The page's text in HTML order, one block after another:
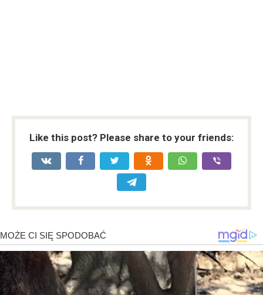
Like this post? Please share to your friends: